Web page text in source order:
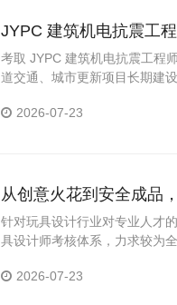
JYPC 建筑机电抗震工
考取 JYPC 建筑机电抗震工程
道交通、城市更新项目长期建
2026-07-23
从创意火花到安全成品
针对玩具设计行业对专业人才
具设计师考核体系，力求较为
2026-07-23